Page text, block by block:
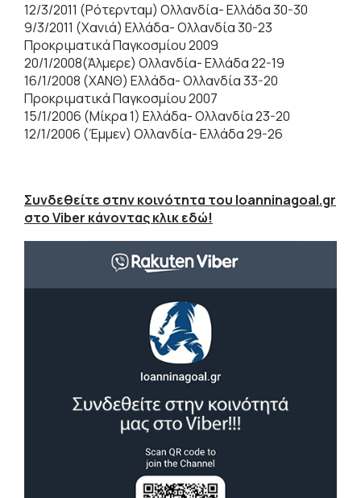
12/3/2011 (Ρότερνταμ) Ολλανδία- Ελλάδα 30-30
9/3/2011 (Χανιά) Ελλάδα- Ολλανδία 30-23
Προκριματικά Παγκοσμίου 2009
20/1/2008(Άλμερε) Ολλανδία- Ελλάδα 22-19
16/1/2008 (ΧΑΝΘ) Ελλάδα- Ολλανδία 33-20
Προκριματικά Παγκοσμίου 2007
15/1/2006 (Μίκρα 1) Ελλάδα- Ολλανδία 23-20
12/1/2006 (Έμμεν) Ολλανδία- Ελλάδα 29-26
Συνδεθείτε στην κοινότητα του Ioanninagoal.gr
στο Viber κάνοντας κλικ εδώ!